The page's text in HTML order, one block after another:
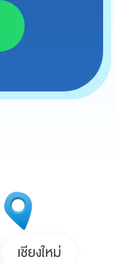
เชียงใหม่